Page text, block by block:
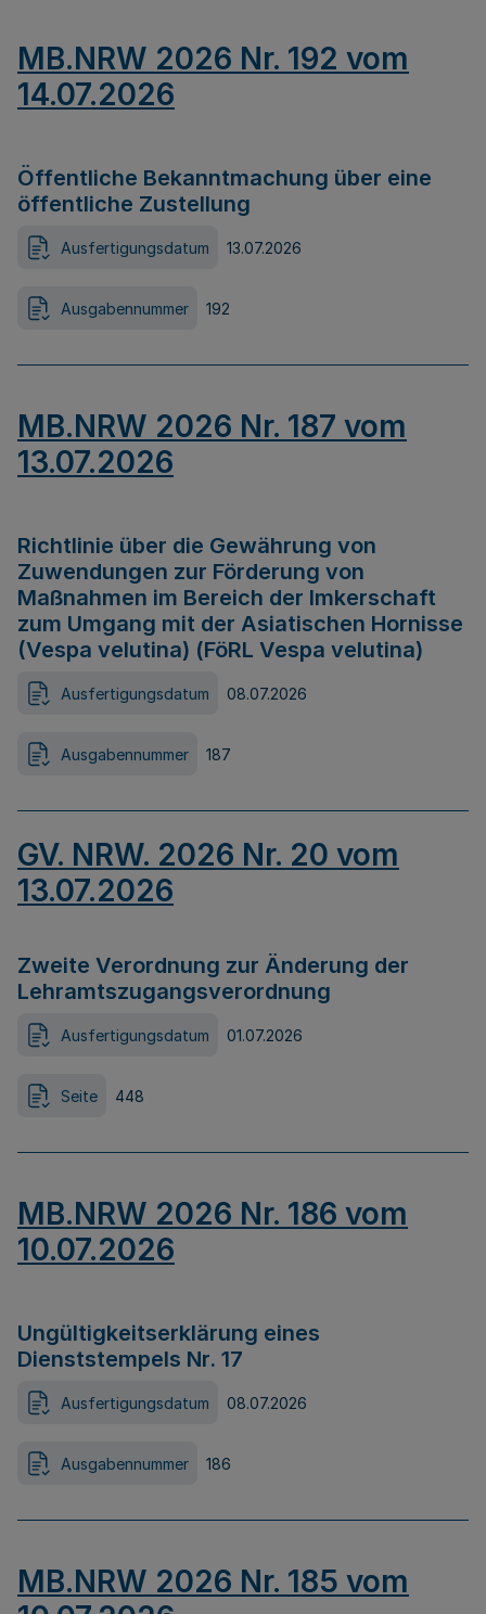
MB.NRW 2026 Nr. 192 vom
14.07.2026
Öffentliche Bekanntmachung über eine
öffentliche Zustellung
Ausfertigungsdatum 13.07.2026
Ausgabennummer 192
MB.NRW 2026 Nr. 187 vom
13.07.2026
Richtlinie über die Gewährung von
Zuwendungen zur Förderung von
Maßnahmen im Bereich der Imkerschaft
zum Umgang mit der Asiatischen Hornisse
(Vespa velutina) (FöRL Vespa velutina)
Ausfertigungsdatum 08.07.2026
Ausgabennummer 187
GV. NRW. 2026 Nr. 20 vom
13.07.2026
Zweite Verordnung zur Änderung der
Lehramtszugangsverordnung
Ausfertigungsdatum 01.07.2026
Seite 448
MB.NRW 2026 Nr. 186 vom
10.07.2026
Ungültigkeitserklärung eines
Dienststempels Nr. 17
Ausfertigungsdatum 08.07.2026
Ausgabennummer 186
MB.NRW 2026 Nr. 185 vom